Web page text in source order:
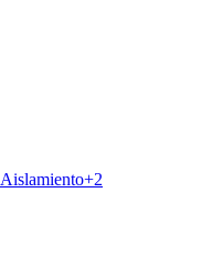
Aislamiento+2